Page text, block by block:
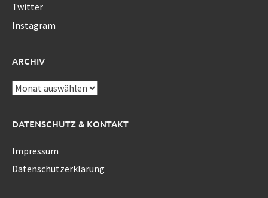
Twitter
Instagram
ARCHIV
Archiv
DATENSCHUTZ & KONTAKT
Impressum
Datenschutzerklärung